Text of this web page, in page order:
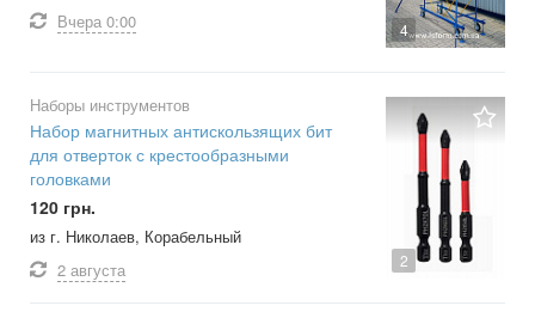
4
Вчера 0:00
2
Наборы инструментов
Набор магнитных антискользящих бит
для отверток с крестообразными
головками
120 грн.
из г. Николаев, Корабельный
2 августа